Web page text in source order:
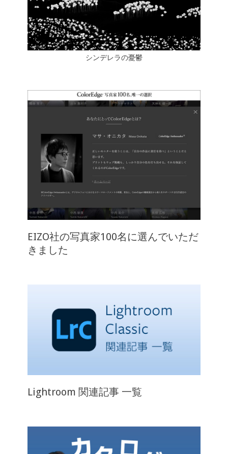
シンデレラの憂鬱
EIZO社の写真家100名に選んでいただ
きました
Lightroom 関連記事 一覧